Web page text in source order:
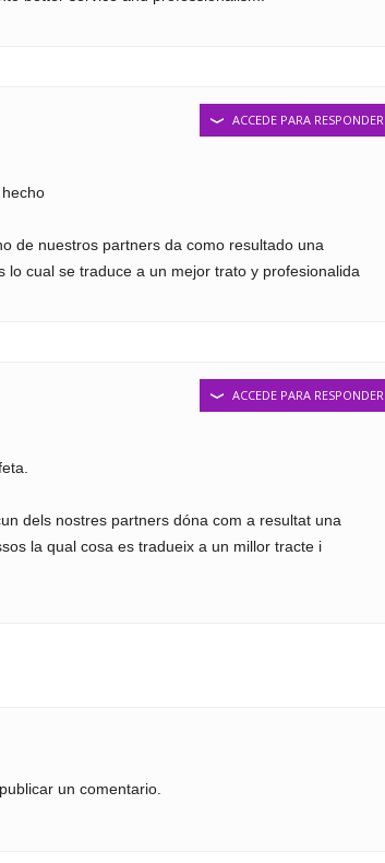
de nuestros partners da como resultado una
lo cual se traduce a un mejor trato y profesionalida
ACCEDE PARA RESPONDER
dels nostres partners dóna com a resultat una
la qual cosa es tradueix a un millor tracte i
ACCEDE PARA RESPONDER
un comentario.